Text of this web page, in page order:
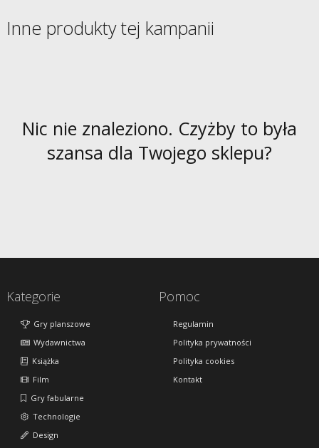
Inne produkty tej kampanii
Nic nie znaleziono. Czyżby to była
szansa dla Twojego sklepu?
Kategorie
Gry planszowe
Wydawnictwa
Książka
Film
Gry fabularne
Technologie
Design
Pomoc
Regulamin
Polityka prywatności
Polityka cookies
Kontakt